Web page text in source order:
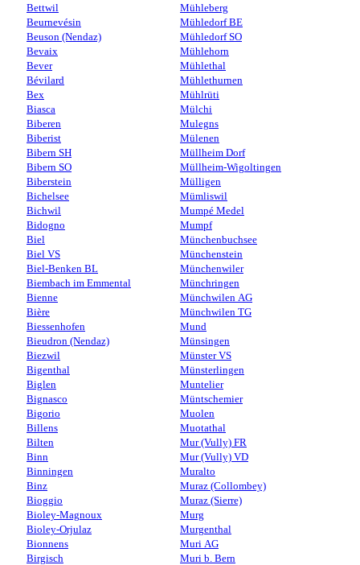
Bettwil
Beurnevésin
Beuson (Nendaz)
Bevaix
Bever
Bévilard
Bex
Biasca
Biberen
Biberist
Bibern SH
Bibern SO
Biberstein
Bichelsee
Bichwil
Bidogno
Biel
Biel VS
Biel-Benken BL
Biembach im Emmental
Bienne
Bière
Biessenhofen
Bieudron (Nendaz)
Biezwil
Bigenthal
Biglen
Bignasco
Bigorio
Billens
Bilten
Binn
Binningen
Binz
Bioggio
Bioley-Magnoux
Bioley-Orjulaz
Bionnens
Birgisch
Mühleberg
Mühledorf BE
Mühledorf SO
Mühlehorn
Mühlethal
Mühlethurnen
Mühlrüti
Mülchi
Mulegns
Mülenen
Müllheim Dorf
Müllheim-Wigoltingen
Mülligen
Mümliswil
Mumpé Medel
Mumpf
Münchenbuchsee
Münchenstein
Münchenwiler
Münchringen
Münchwilen AG
Münchwilen TG
Mund
Münsingen
Münster VS
Münsterlingen
Muntelier
Müntschemier
Muolen
Muotathal
Mur (Vully) FR
Mur (Vully) VD
Muralto
Muraz (Collombey)
Muraz (Sierre)
Murg
Murgenthal
Muri AG
Muri b. Bern